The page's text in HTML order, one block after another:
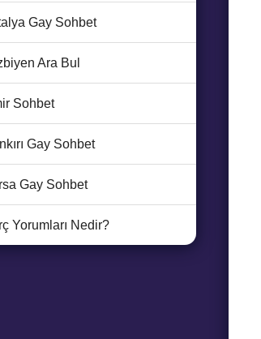
Gay Sohbet
Ara Bul
Sohbet
Gay Sohbet
Gay Sohbet
Yorumları Nedir?